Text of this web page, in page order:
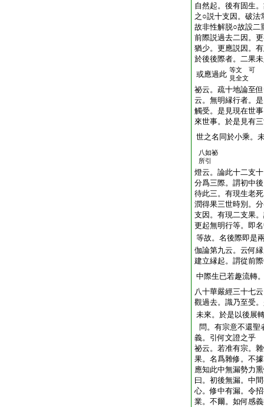
自然起。後有固生
之○説十支因。破法
故非性解脱○故設二
前際説過去二因。
猶少。更應説因。
於後後際者。二果
或應過此 等文 可
見全文
祕云。疏十地論至
云。無明縁行者。
觸受。是見現在世
來世事。於是見有
世之名同於小乘。
八如祕
所引
燈云。論此十二支
分爲三際。謂初中
待此三。有現生老
潤得果三世時別。
支因。有現二支果
更起無明行等。即
等故。名後際即是
伽論第九云。云何
建立縁起。謂從前
中際生已若趣流轉
八十華嚴經三十七
觀過去。識乃至受
未來。於是以後展
問。有宗意不還聖
義。引何文證之乎
祕云。若准有宗。
果。名爲雜修。不
應知此中無漏勢力
曰。初後無漏。中
心。修中有漏。令
業。不爾。如何感